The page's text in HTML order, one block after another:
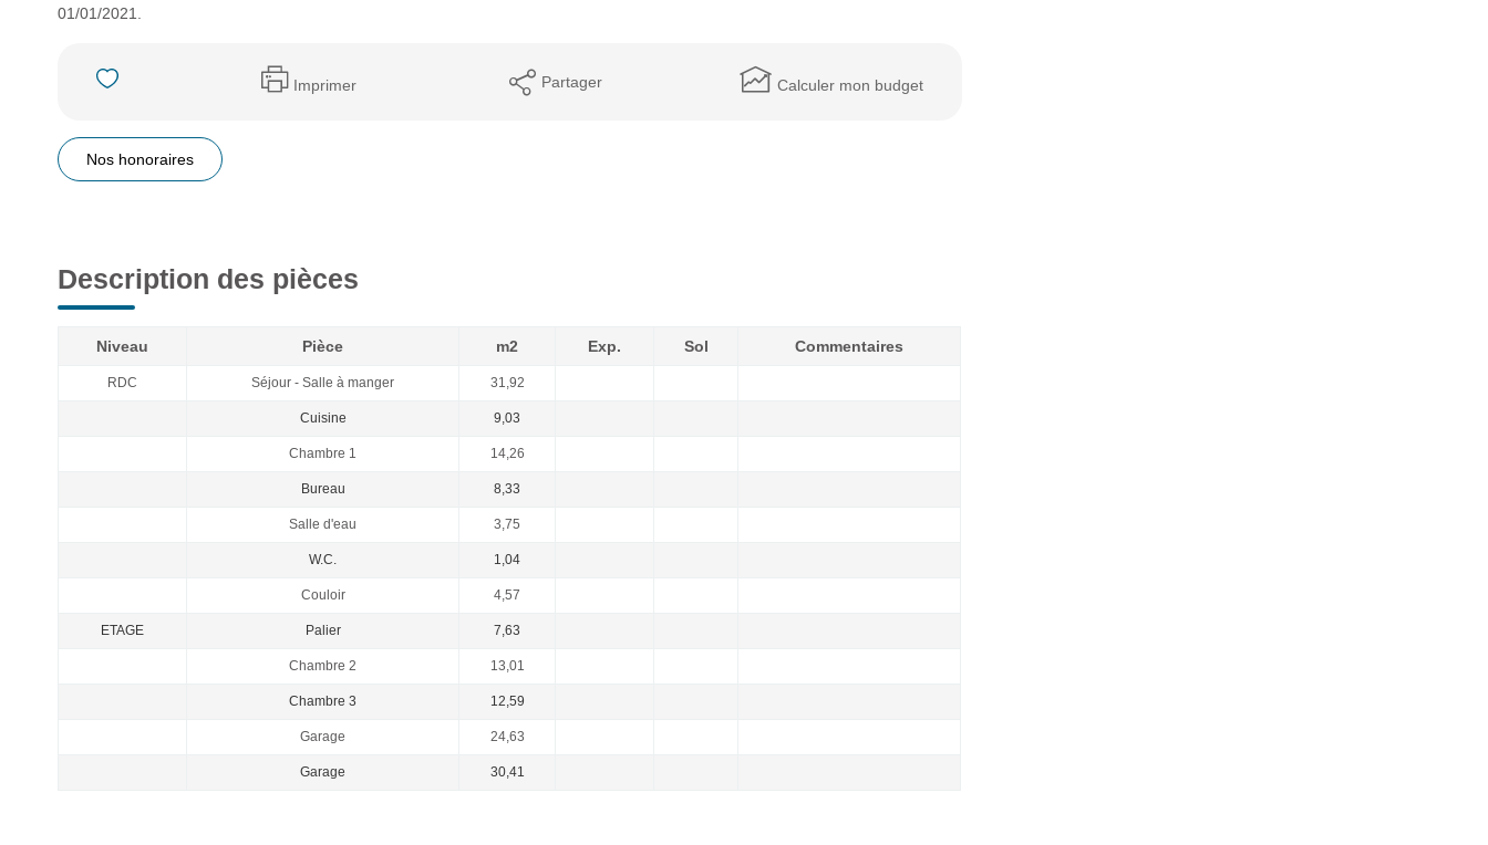
01/01/2021.
Imprimer Partager Calculer mon budget
Nos honoraires
Description des pièces
Niveau Pièce m2 Exp. Sol Commentaires
RDC Séjour - Salle à manger 31,92
Cuisine 9,03
Chambre 1 14,26
Bureau 8,33
Salle d'eau 3,75
W.C. 1,04
Couloir 4,57
ETAGE Palier 7,63
Chambre 2 13,01
Chambre 3 12,59
Garage 24,63
Garage 30,41